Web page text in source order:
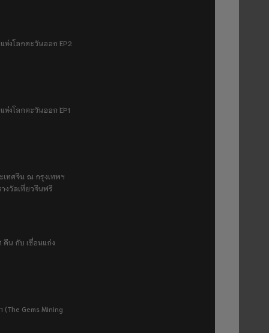
ห่งโลกตะวันออก EP2
ห่งโลกตะวันออก EP1
เทศจีน ณ กรุงเทพฯ
งวัลเที่ยวจีนฟรี
คืน กับ เขื่อนแก่ง
Gems Mining